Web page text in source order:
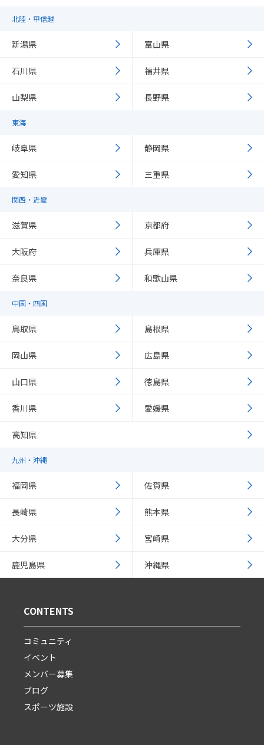
北陸・甲信越
新潟県 富山県
石川県 福井県
山梨県 長野県
東海
岐阜県 静岡県
愛知県 三重県
関西・近畿
滋賀県 京都府
大阪府 兵庫県
奈良県 和歌山県
中国・四国
鳥取県 島根県
岡山県 広島県
山口県 徳島県
香川県 愛媛県
高知県
九州・沖縄
福岡県 佐賀県
長崎県 熊本県
大分県 宮崎県
鹿児島県 沖縄県
CONTENTS
コミュニティ
イベント
メンバー募集
ブログ
スポーツ施設